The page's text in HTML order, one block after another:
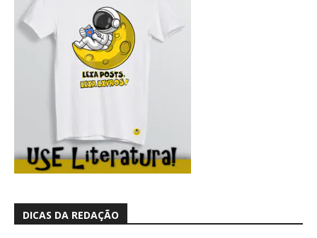
DICAS DA REDAÇÃO